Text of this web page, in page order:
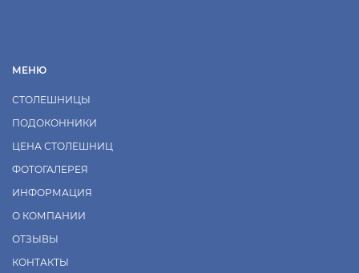
МЕНЮ
СТОЛЕШНИЦЫ
ПОДОКОННИКИ
ЦЕНА СТОЛЕШНИЦ
ФОТОГАЛЕРЕЯ
ИНФОРМАЦИЯ
О КОМПАНИИ
ОТЗЫВЫ
КОНТАКТЫ